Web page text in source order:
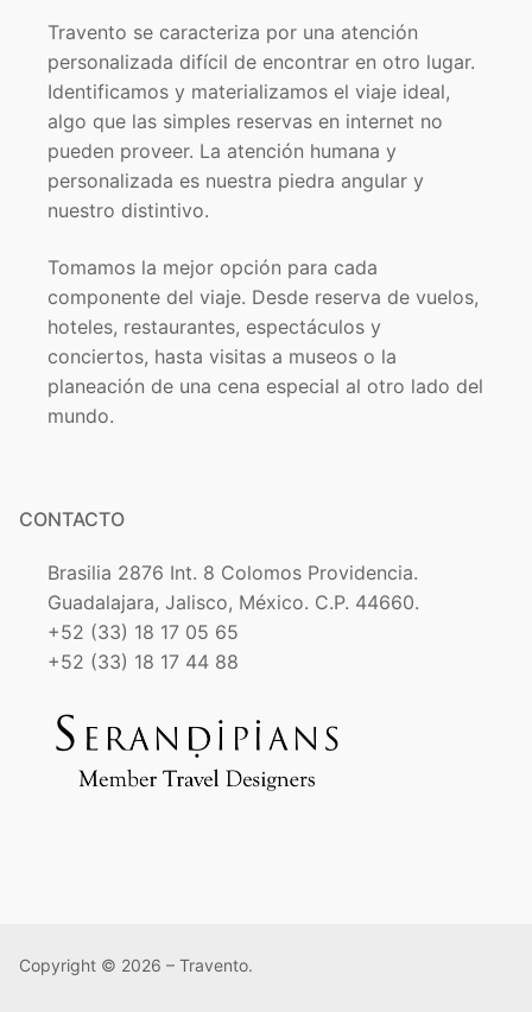
Travento se caracteriza por una atención
personalizada difícil de encontrar en otro lugar.
Identificamos y materializamos el viaje ideal,
algo que las simples reservas en internet no
pueden proveer. La atención humana y
personalizada es nuestra piedra angular y
nuestro distintivo.
Tomamos la mejor opción para cada
componente del viaje. Desde reserva de vuelos,
hoteles, restaurantes, espectáculos y
conciertos, hasta visitas a museos o la
planeación de una cena especial al otro lado del
mundo.
CONTACTO
Brasilia 2876 Int. 8 Colomos Providencia.
Guadalajara, Jalisco, México. C.P. 44660.
+52 (33) 18 17 05 65
+52 (33) 18 17 44 88
Copyright © 2026 – Travento.